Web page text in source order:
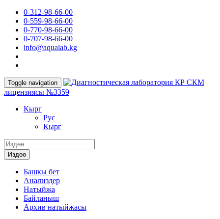
0-312-98-66-00
0-559-98-66-00
0-770-98-66-00
0-707-98-66-00
info@aqualab.kg
Toggle navigation
КР СКМ
лицензиясы №3359
Кырг
Руc
Кырг
Издөө
Башкы бет
Анализдер
Натыйжа
Байланыш
Архив натыйжасы